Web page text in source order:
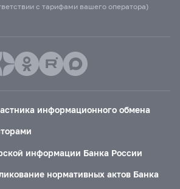
с тарифами вашего оператора)
информационного обмена
информации Банка России
нормативных актов Банка